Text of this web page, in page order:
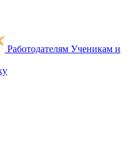
Работодателям Ученикам и